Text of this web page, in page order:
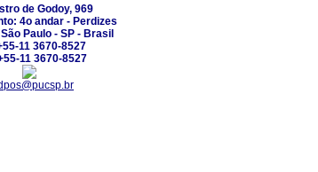
de Godoy, 969
4o andar - Perdizes
Paulo - SP - Brasil
11 3670-8527
11 3670-8527